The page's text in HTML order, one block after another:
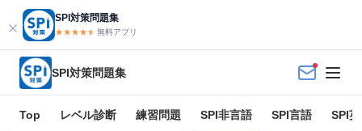
SPI対策問題集
★★★★★
★ 無料アプリ
SPI対策問題集
Top レベル診断 練習問題 SPI非言語 SPI言語 SPI